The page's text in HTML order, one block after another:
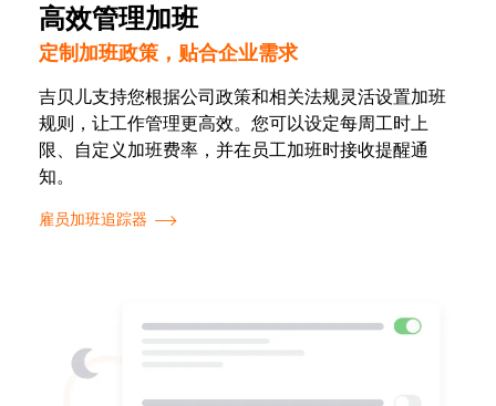
高效管理加班
定制加班政策，贴合企业需求
吉贝儿支持您根据公司政策和相关法规灵活设置加班
规则，让工作管理更高效。您可以设定每周工时上
限、自定义加班费率，并在员工加班时接收提醒通
知。
雇员加班追踪器